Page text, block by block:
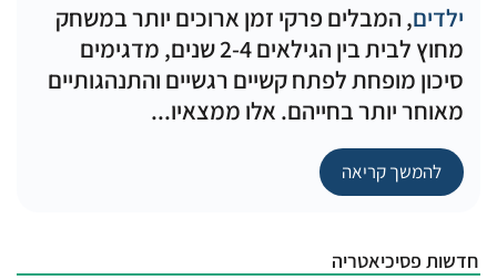
ילדים, המבלים פרקי זמן ארוכים יותר במשחק
מחוץ לבית בין הגילאים 2-4 שנים, מדגימים
סיכון מופחת לפתח קשיים רגשיים והתנהגותיים
מאוחר יותר בחייהם. אלו ממצאיו...
להמשך קריאה
חדשות פסיכיאטריה